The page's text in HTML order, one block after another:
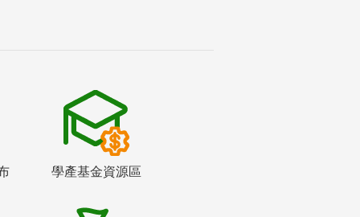
學產基金資源區